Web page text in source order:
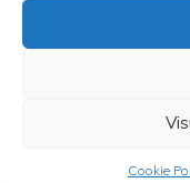
Cookie
cospargere di
Far cuocere in
20 minuti.